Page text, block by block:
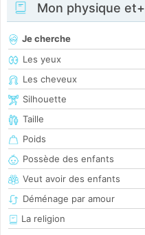
Mon physique et+
Je cherche
Les yeux
Les cheveux
Silhouette
Taille
Poids
Possède des enfants
Veut avoir des enfants
Déménage par amour
La religion